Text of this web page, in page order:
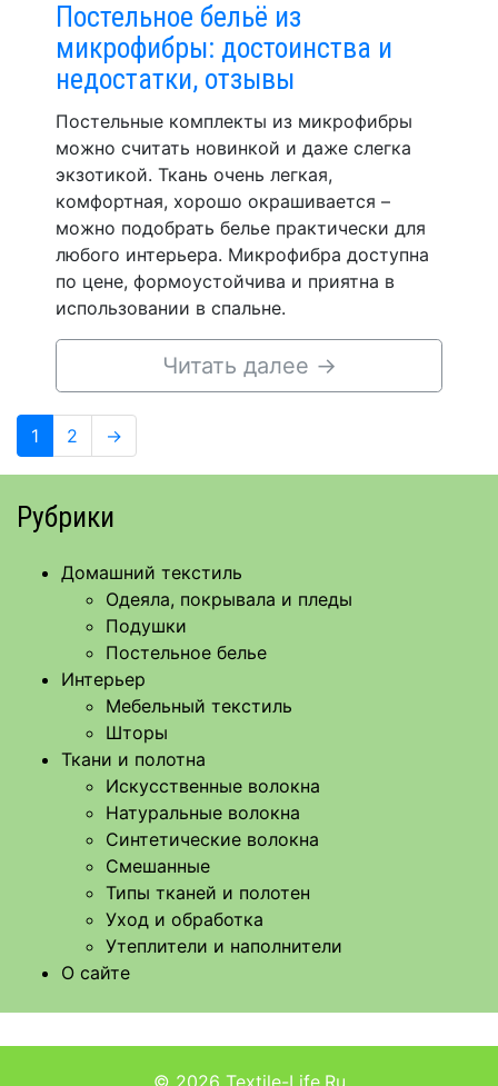
Постельное бельё из
микрофибры: достоинства и
недостатки, отзывы
Постельные комплекты из микрофибры
можно считать новинкой и даже слегка
экзотикой. Ткань очень легкая,
комфортная, хорошо окрашивается –
можно подобрать белье практически для
любого интерьера. Микрофибра доступна
по цене, формоустойчива и приятна в
использовании в спальне.
Читать далее →
Навигация
по
Page
1 Page
2 →
Рубрики
Домашний текстиль
Одеяла, покрывала и пледы
Подушки
Постельное белье
Интерьер
Мебельный текстиль
Шторы
Ткани и полотна
Искусственные волокна
Натуральные волокна
Синтетические волокна
Смешанные
Типы тканей и полотен
Уход и обработка
Утеплители и наполнители
О сайте